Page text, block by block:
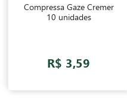
Compressa Gaze Cremer
10 unidades
R$ 3,59